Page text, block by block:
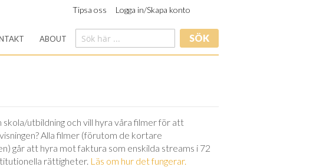
Tipsa oss Logga in/Skapa konto
ABOUT SÖK
skola/utbildning och vill hyra våra filmer för att
Alla filmer (förutom de kortare
går att hyra mot faktura som enskilda streams i 72
rättigheter. Läs om hur det fungerar.